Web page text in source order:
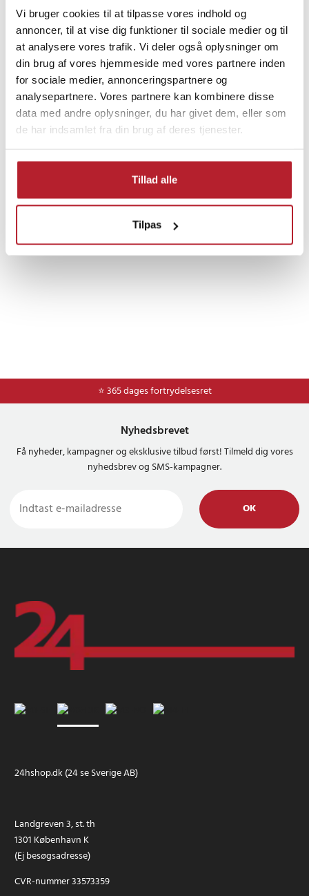
Vi bruger cookies til at tilpasse vores indhold og
annoncer, til at vise dig funktioner til sociale medier og til
at analysere vores trafik. Vi deler også oplysninger om
din brug af vores hjemmeside med vores partnere inden
for sociale medier, annonceringspartnere og
analysepartnere. Vores partnere kan kombinere disse
data med andre oplysninger, du har givet dem, eller som
de har indsamlet fra din brug af deres tjenester.
Tillad alle
Tilpas
Finde gode tilbud
Biltilbehør Bilindretning & tilbehør
Udsalg Smartphones Tilbehør Udsalg 30-49 Kronor
Låse & bilalarmer Køretøjer
⭐ 365 dages fortrydelsesret
Nyhedsbrevet
Få nyheder, kampagner og eksklusive tilbud først! Tilmeld dig vores
nyhedsbrev og SMS-kampagner.
OK
24hshop.dk (24 se Sverige AB)
Landgreven 3, st. th
1301 København K
(Ej besøgsadresse)
CVR-nummer 33573359